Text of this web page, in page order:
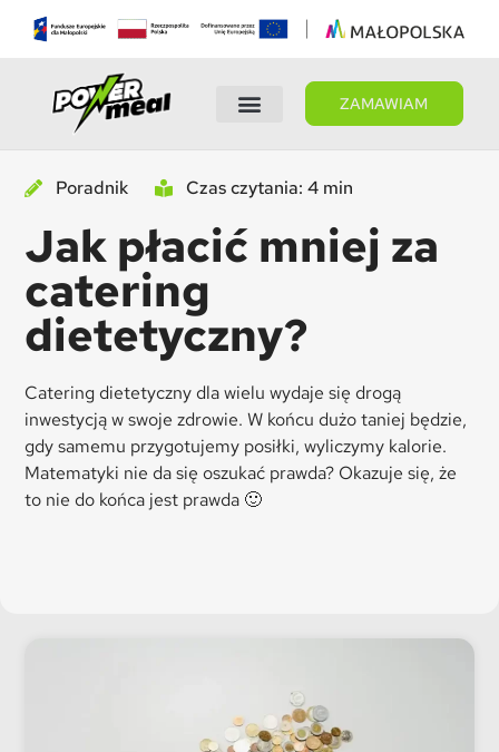
ZAMAWIAM
Poradnik Czas czytania: 4 min
Jak płacić mniej za
catering
dietetyczny?
Catering dietetyczny dla wielu wydaje się drogą
inwestycją w swoje zdrowie. W końcu dużo taniej będzie,
gdy samemu przygotujemy posiłki, wyliczymy kalorie.
Matematyki nie da się oszukać prawda? Okazuje się, że
to nie do końca jest prawda 🙂